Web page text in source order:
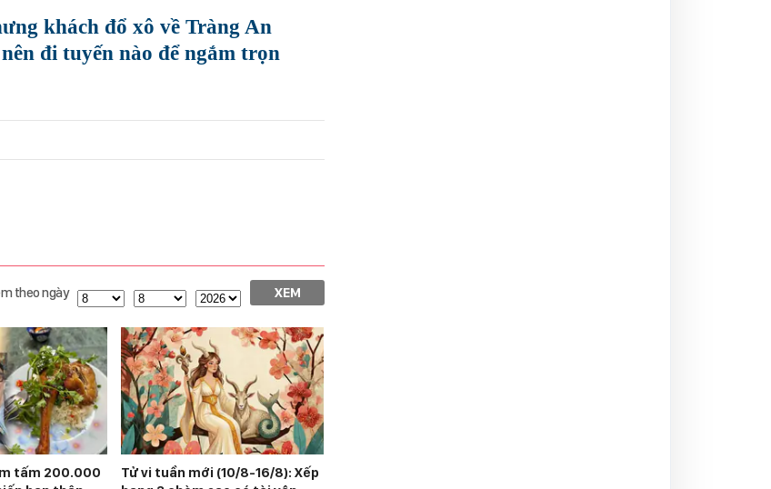
khách đổ xô về Tràng An
đi tuyến nào để ngắm trọn
theo ngày XEM
tấm 200.000
Tử vi tuần mới (10/8-16/8): Xếp